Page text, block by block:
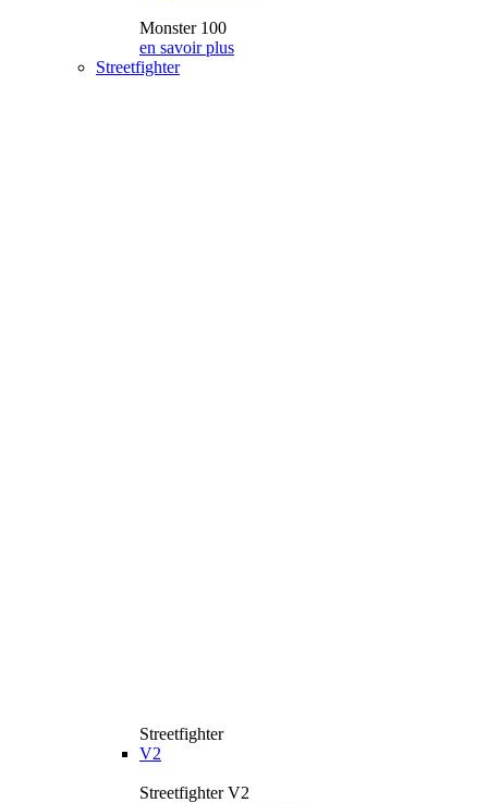
Monster 100
en savoir plus
Streetfighter
Streetfighter
V2
Streetfighter V2